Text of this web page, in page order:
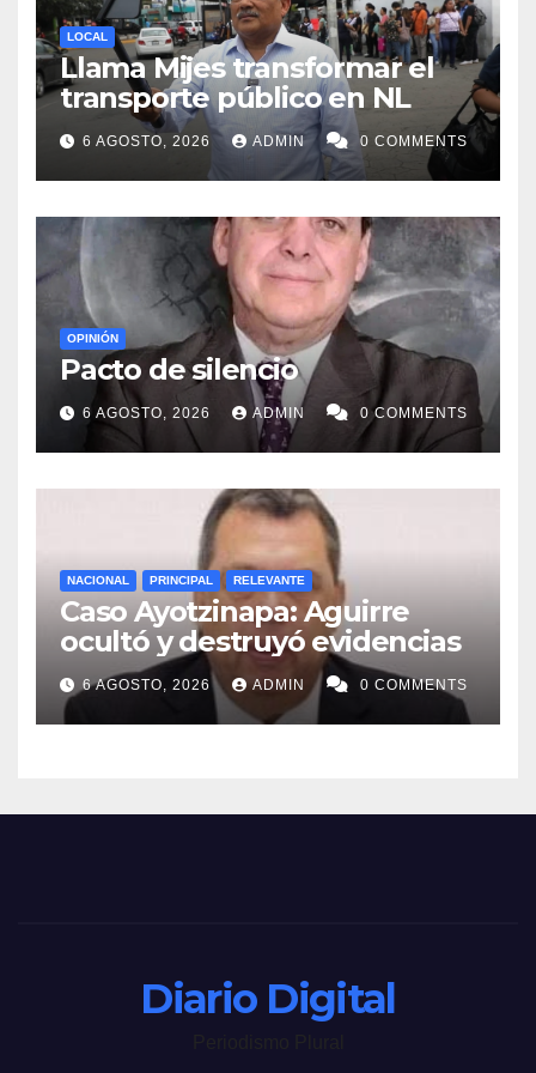
LOCAL
Llama Mijes transformar el
transporte público en NL
6 AGOSTO, 2026 ADMIN 0 COMMENTS
OPINIÓN
Pacto de silencio
6 AGOSTO, 2026 ADMIN 0 COMMENTS
NACIONAL PRINCIPAL RELEVANTE
Caso Ayotzinapa: Aguirre
ocultó y destruyó evidencias
6 AGOSTO, 2026 ADMIN 0 COMMENTS
Diario Digital